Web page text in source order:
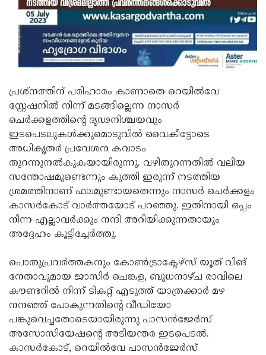
പ്രശ്നത്തിന് പരിഹാരം കാണാതെ റെയില്‍വേ
സ്റ്റേഷനില്‍ നിന്ന് മടങ്ങില്ലെന്ന നാസര്‍
ചെര്‍ക്കളത്തിന്റെ ദൃഢനിശ്ചയവും
ഇടപെടലുകള്‍ക്കുമൊടുവില്‍ വൈകീട്ടോടെ
അധികൃതര്‍ പ്രവേശന കവാടം
തുറന്നുനല്‍കുകയായിരുന്നു. വഴിതുറന്നതില്‍ വലിയ
സന്തോഷമുണ്ടെന്നും കുത്തി ഇരുന്ന് നടത്തിയ
ശ്രമത്തിനാണ് ഫലമുണ്ടായതെന്നും നാസര്‍ ചെര്‍ക്കളം
കാസര്‍കോട് വാര്‍ത്തയോട് പറഞ്ഞു. ഇതിനായി ഒപ്പം
നിന്ന എല്ലാവര്‍ക്കും നന്ദി അറിയിക്കുന്നതായും
അദ്ദേഹം കൂട്ടിച്ചേര്‍ത്തു.
പൊതുപ്രവര്‍ത്തകനും കോണ്‍ട്രാക്ടേഴ്സ് യൂത് വിങ്
നേതാവുമായ ജാസിര്‍ ചെങ്കള, ബുധനാഴ്ച രാവിലെ
കൗണ്ടറില്‍ നിന്ന് ടികറ്റ് എടുത്ത് യാത്രക്കാര്‍ മഴ
നനഞ്ഞ് പോകുന്നതിന്റെ വീഡിയോ
പങ്കുവെച്ചതോടെയായിരുന്നു പാസന്‍ജേര്‍സ്
അസോസിയേഷന്റെ അടിയന്തര ഇടപെടല്‍.
കാസര്‍കോട്, റെയില്‍വേ പാസന്‍ജേര്‍സ്